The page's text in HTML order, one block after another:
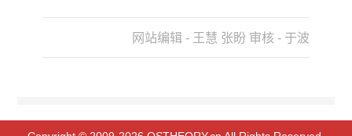
网站编辑 - 王慧 张盼 审核 - 于波